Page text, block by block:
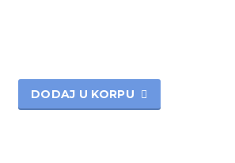
DODAJ U KORPU